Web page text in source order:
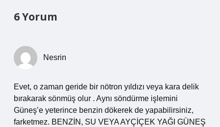
6 Yorum
Nesrin
Evet, o zaman geride bir nötron yıldızı veya kara delik
bırakarak sönmüş olur . Aynı söndürme işlemini
Güneş’e yeterince benzin dökerek de yapabilirsiniz,
farketmez. BENZİN, SU VEYA AYÇİÇEK YAĞI GÜNEŞ